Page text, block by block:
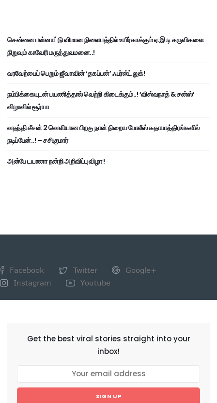
சென்னை பன்னாட்டு விமான நிலையத்தில் உயிர்காக்கும் ஏ.இ.டி கருவிகளை
நிறுவும் காவேரி மருத்துவமனை..!
வரவேற்பைப் பெறும் ஜீவாவின் ‘தகப்பன்’ ஃபர்ஸ்ட் லுக்!
நம்பிக்கையுடன் பயணித்தால் வெற்றி கிடைக்கும்..! ‘விஸ்வநாத் & சன்ஸ்’
விழாவில் சூர்யா
வதந்தி சீசன் 2 வெளியான பிறகு நான் நிறைய போலீஸ் கதாபாத்திரங்களில்
நடிப்பேன்..! – சசிகுமார்
அன்பே டயானா நன்றி அறிவிப்பு விழா !
Facebook Twitter
Google+
Instagram
Youtube
Get the best viral stories straight into your
inbox!
SIGN UP